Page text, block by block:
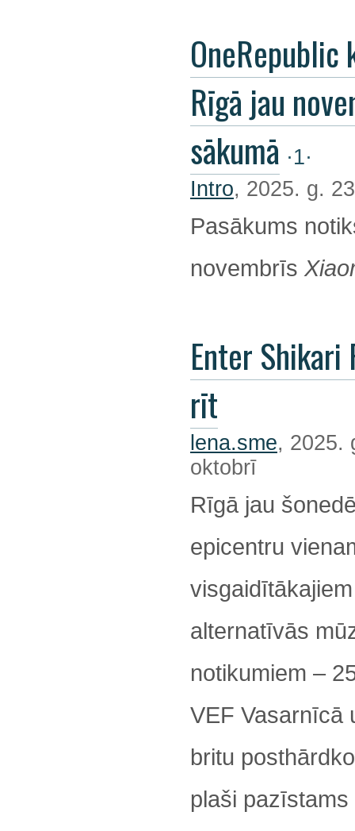
OneRepublic
Rīgā jau
sākumā ·1·
Intro, 2025. g.
Pasākums
novembrīs
Enter Shikari
rīt
lena.sme, 2025.
oktobrī
Rīgā jau
epicentru
visgaidītākajiem
alternatīvās
notikumiem –
VEF Vasarnīcā
britu
plaši